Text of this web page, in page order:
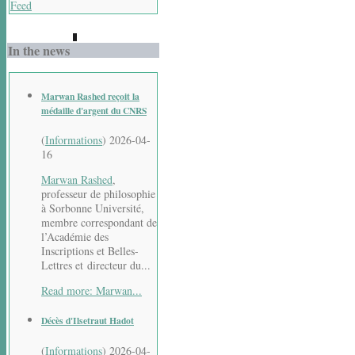
Feed
In the news
Marwan Rashed reçoit la
médaille d'argent du CNRS
(Informations) 2026-04-
16
Marwan Rashed,
professeur de philosophie
à Sorbonne Université,
membre correspondant de
l’Académie des
Inscriptions et Belles-
Lettres et directeur du...
Read more: Marwan...
Décès d'Ilsetraut Hadot
(Informations) 2026-04-